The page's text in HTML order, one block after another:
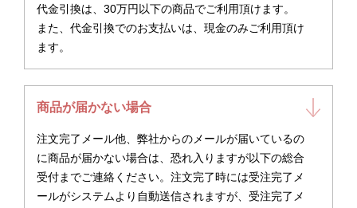
代金引換は、30万円以下の商品でご利用頂けます。
また、代金引換でのお支払いは、現金のみご利用頂け
ます。
商品が届かない場合
注文完了メール他、弊社からのメールが届いているの
に商品が届かない場合は、恐れ入りますが以下の総合
受付までご連絡ください。注文完了時には受注完了メ
ールがシステムより自動送信されますが、受注完了メ